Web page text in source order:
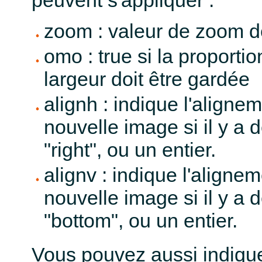
zoom : valeur de zoom
omo : true si la
largeur doit être gardée
alignh : indique
nouvelle image si il y a
"right", ou un entier.
alignv : indique
nouvelle image si il y a
"bottom", ou un entier.
Vous pouvez aussi